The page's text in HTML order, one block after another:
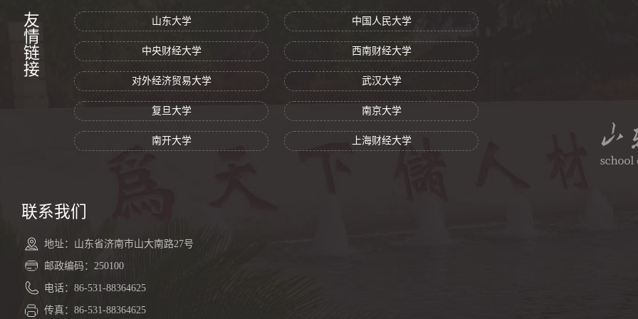
友情链接 山东大学 中国人民大学
中央财经大学 西南财经大学
对外经济贸易大学 武汉大学
复旦大学 南京大学
南开大学 上海财经大学
联系我们
地址：山东省济南市山大南路27号
邮政编码：250100
电话：86-531-88364625
传真：86-531-88364625